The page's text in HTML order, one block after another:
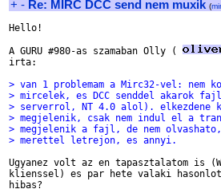
+ - Re: MIRC DCC send nem muxik (
Hello!
A GURU #980-as szamaban Olly (
irta:
> van 1 problemam a Mirc32-vel: nem
> mircelek, es DCC senddel akarok
> serverrol, NT 4.0 alol). elkezdene
> megjelenik, csak nem indul el a
> megjelenik a fajl, de nem
> merettel letrejon, es annyi.
Ugyanez volt az en tapasztalatom is
klienssel) es par hete valaki
hibas?